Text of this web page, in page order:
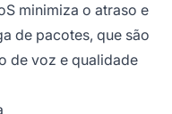
minimiza o atraso e
de pacotes, que são
de voz e qualidade